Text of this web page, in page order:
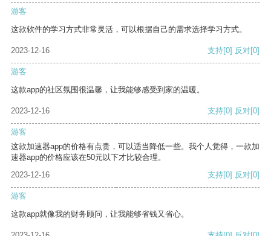
游客
这款软件的学习方式非常灵活，可以根据自己的需求选择学习方式。
2023-12-16 支持[0] 反对[0]
游客
这款app的社区氛围很温馨，让我能够感受到家的温暖。
2023-12-16 支持[0] 反对[0]
游客
这款加速器app的价格有点贵，可以适当降低一些。我个人觉得，一款加
速器app的价格应该在50元以下才比较合理。
2023-12-16
支持[0] 反对[0]
游客
这款app就像我的财务顾问，让我能够省钱又省心。